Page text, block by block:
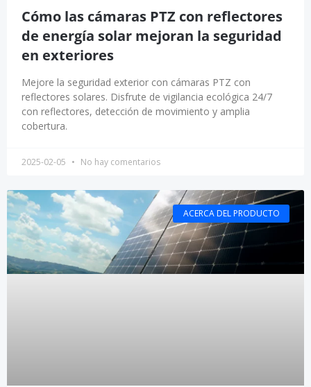
Cómo las cámaras PTZ con reflectores
de energía solar mejoran la seguridad
en exteriores
Mejore la seguridad exterior con cámaras PTZ con
reflectores solares. Disfrute de vigilancia ecológica 24/7
con reflectores, detección de movimiento y amplia
cobertura.
2025-02-05 No hay comentarios
ACERCA DEL PRODUCTO